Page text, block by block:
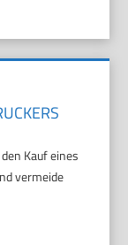
Kauf eines
vermeide